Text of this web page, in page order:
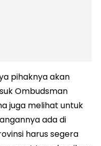
pihaknya akan
Ombudsman
juga melihat untuk
ada di
harus segera